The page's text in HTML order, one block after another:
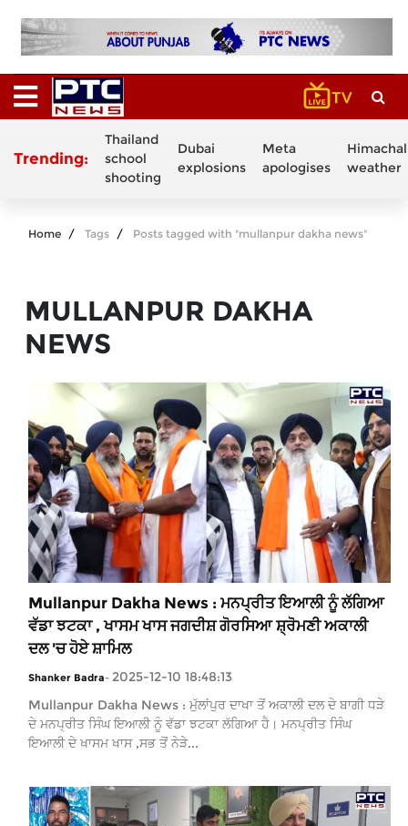
Trending:
Thailand
school
shooting
Dubai
explosions
Meta
apologises
Himachal
weather
Home Tags Posts tagged with "mullanpur dakha news"
MULLANPUR DAKHA
NEWS
Mullanpur Dakha News : ਮਨਪ੍ਰੀਤ ਇਆਲੀ ਨੂੰ ਲੱਗਿਆ
ਵੱਡਾ ਝਟਕਾ , ਖਾਸਮ ਖਾਸ ਜਗਦੀਸ਼ ਗੋਰਸਿਆ ਸ਼੍ਰੋਮਣੀ ਅਕਾਲੀ
ਦਲ 'ਚ ਹੋਏ ਸ਼ਾਮਿਲ
Shanker Badra- 2025-12-10 18:48:13
Mullanpur Dakha News : ਮੁੱਲਾਂਪੁਰ ਦਾਖਾ ਤੋਂ ਅਕਾਲੀ ਦਲ ਦੇ ਬਾਗੀ ਧੜੇ
ਦੇ ਮਨਪ੍ਰੀਤ ਸਿੰਘ ਇਆਲੀ ਨੂੰ ਵੱਡਾ ਝਟਕਾ ਲੱਗਿਆ ਹੈ। ਮਨਪ੍ਰੀਤ ਸਿੰਘ
ਇਆਲੀ ਦੇ ਖਾਸਮ ਖਾਸ ,ਸਭ ਤੋਂ ਨੇੜੇ...